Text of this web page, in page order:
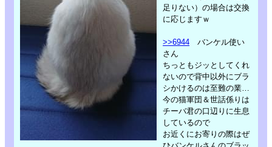
足りない）の場合は交換
に応じますｗ
>>6944 バンケル使い
さん
ちっともジッとしてくれ
ないので背中以外にブラ
シかけるのは至難の業…
今の猫軍団＆世話係りは
チーバ君の口辺りに生息
しているので
お近くにお寄りの際はぜ